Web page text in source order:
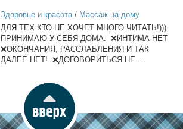
Здоровье и красота/ Массаж на дому
ДЛЯ ТЕХ КТО НЕ ХОЧЕТ МНОГО ЧИТАТЬ!)))
ПРИНИМАЮ У СЕБЯ ДОМА. ❌ИНТИМА НЕТ
❌ОКОНЧАНИЯ, РАССЛАБЛЕНИЯ И ТАК
ДАЛЕЕ НЕТ! ❌ДОГОВОРИТЬСЯ НЕ...